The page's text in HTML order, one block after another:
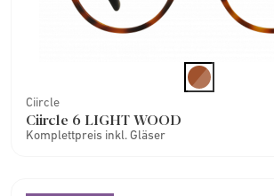
Ciircle
Ciircle 6 LIGHT WOOD
Komplettpreis inkl. Gläser